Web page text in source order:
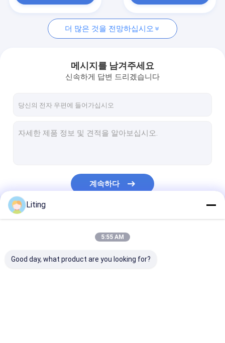
살충제 충전기
피스톤 액체 충전 기계
병 Unscrambler 기계
자동적인 스티커 레테르를 붙이는 기계
자동 파우치 충전 및 밀봉 기계
더 많은 것을 전망하십시오
메시지를 남겨주세요
신속하게 답변 드리겠습니다
계속하다
Liting
5:55 AM
Good day, what product are you looking for?